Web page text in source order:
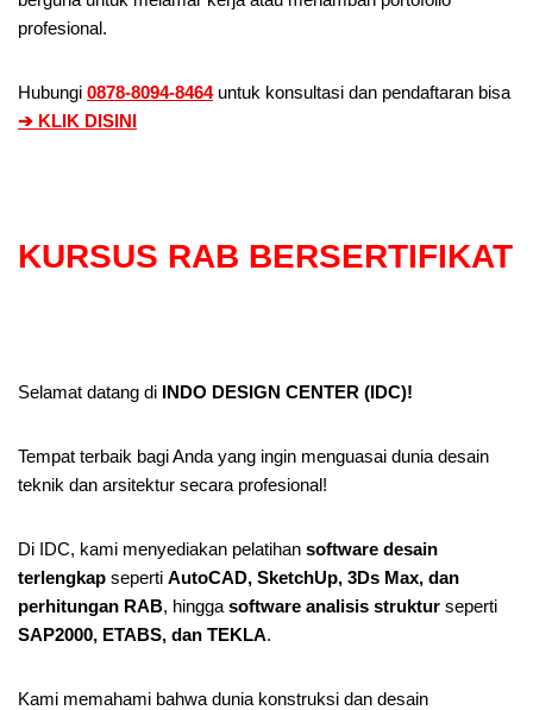
profesional.
Hubungi 0878-8094-8464untuk konsultasi dan pendaftaran bisa
➔ KLIK DISINI
KURSUS RAB BERSERTIFIKAT
Selamat datang di INDO DESIGN CENTER (IDC)!
Tempat terbaik bagi Anda yang ingin menguasai dunia desain
teknik dan arsitektur secara profesional!
Di IDC, kami menyediakan pelatihan software desain
terlengkap seperti AutoCAD, SketchUp, 3Ds Max, dan
perhitungan RAB, hingga software analisis struktur seperti
SAP2000, ETABS, dan TEKLA.
Kami memahami bahwa dunia konstruksi dan desain